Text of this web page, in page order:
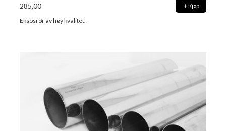
285,00 Kjøp
Eksosrør av høy kvalitet.